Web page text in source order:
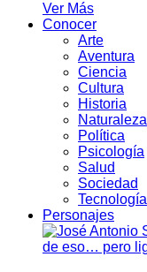
Ver Más
Conocer
Arte
Aventura
Ciencia
Cultura
Historia
Naturaleza
Política
Psicología
Salud
Sociedad
Tecnología
Personajes